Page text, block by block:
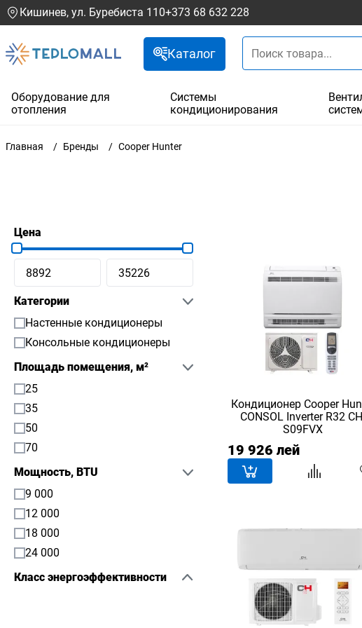
Кишинев, ул. Буребиста 110+373 68 632 228
Каталог
Оборудование для
отопления
Системы
кондиционирования
Главная Бренды Cooper Hunter
Цена
Категории
Настенные кондиционеры
Консольные кондиционеры
Площадь помещения, м²
25
35
50
70
Мощность, BTU
9 000
12 000
18 000
24 000
Класс энергоэффективности
Кондиционер Сooper
CONSOL Inverter R32
S09FVX
19 926 лей